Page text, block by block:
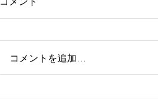
コメントを追加…